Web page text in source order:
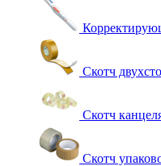
Скотч
Скотч
Скотч